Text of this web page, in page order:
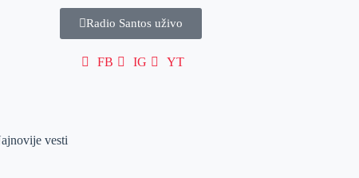
Radio Santos uživo
FB IG YT
vesti